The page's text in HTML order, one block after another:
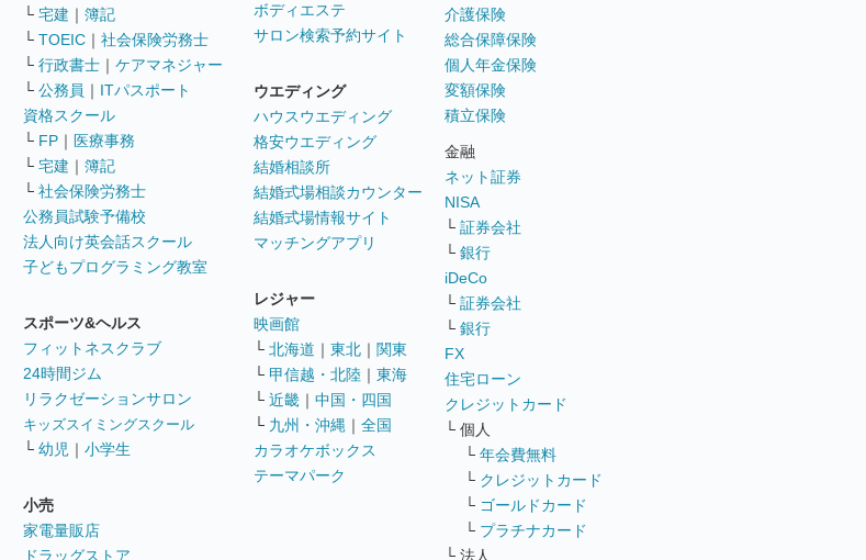
└ 宅建 ｜ 簿記
└ TOEIC ｜ 社会保険労務士
└ 行政書士 ｜ ケアマネジャー
└ 公務員 ｜ ITパスポート
資格スクール
└ FP ｜ 医療事務
└ 宅建 ｜ 簿記
└ 社会保険労務士
公務員試験予備校
法人向け英会話スクール
子どもプログラミング教室
スポーツ&ヘルス
フィットネスクラブ
24時間ジム
リラクゼーションサロン
キッズスイミングスクール
└ 幼児 ｜ 小学生
小売
家電量販店
ドラッグストア
ボディエステ
サロン検索予約サイト
ウエディング
ハウスウエディング
格安ウエディング
結婚相談所
結婚式場相談カウンター
結婚式場情報サイト
マッチングアプリ
レジャー
映画館
└ 北海道 ｜ 東北 ｜ 関東
└ 甲信越・北陸 ｜ 東海
└ 近畿 ｜ 中国・四国
└ 九州・沖縄 ｜ 全国
カラオケボックス
テーマパーク
介護保険
総合保障保険
個人年金保険
変額保険
積立保険
金融
ネット証券
NISA
└ 証券会社
└ 銀行
iDeCo
└ 証券会社
└ 銀行
FX
住宅ローン
クレジットカード
└ 個人
└ 年会費無料
└ クレジットカード
└ ゴールドカード
└ プラチナカード
└ 法人